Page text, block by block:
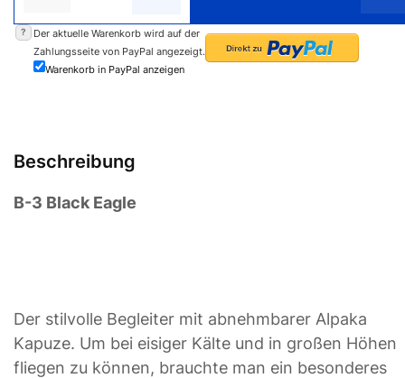
?
Der aktuelle Warenkorb wird auf der
Zahlungsseite von PayPal angezeigt.
Warenkorb in PayPal anzeigen
Beschreibung
B-3 Black Eagle
Der stilvolle Begleiter mit abnehmbarer Alpaka
Kapuze. Um bei eisiger Kälte und in großen Höhen
fliegen zu können, brauchte man ein besonderes